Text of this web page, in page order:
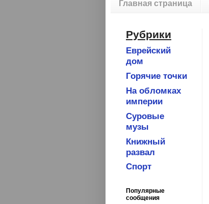
Главная страница
Рубрики
Еврейский
дом
Горячие точки
На обломках
империи
Суровые
музы
Книжный
развал
Спорт
Популярные
сообщения